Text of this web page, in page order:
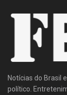
Notícias do Brasil
político.